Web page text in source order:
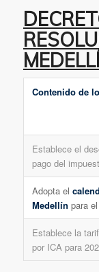
Contenido de
Establece el
pago del
Adopta el
Medellín para
Establece la
por ICA para